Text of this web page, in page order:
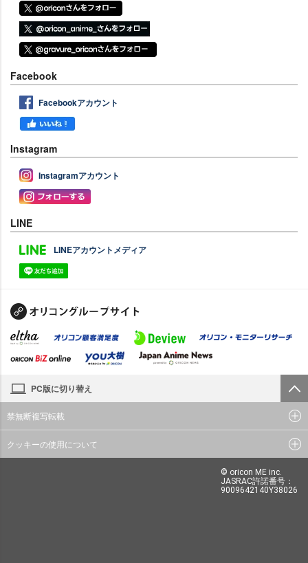
Facebook
Facebookアカウント
Instagram
Instagramアカウント
LINE
LINEアカウントメディア
PC版に切り替え
禁無断複写転載
クッキーの使用について
© oricon ME inc.
JASRAC許諾番号：
9009642140Y38026